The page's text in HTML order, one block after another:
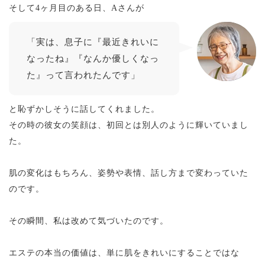
そして4ヶ月目のある日、Aさんが
「実は、息子に『最近きれいに
なったね』
『なんか優しくなっ
た 』 って言われたんです」
と恥ずかしそうに話してくれました。
その時の彼女の笑顔は、初回とは別人のように輝いていまし
た。
肌の変化はもちろん、姿勢や表情、話し方まで変わっていた
のです。
その瞬間、私は改めて気づいたのです。
エステの本当の価値は、単に肌をきれいにすることではな